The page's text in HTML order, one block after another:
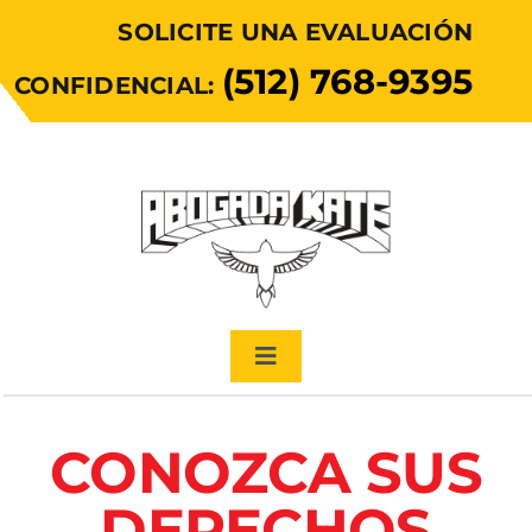
content
SOLICITE UNA EVALUACIÓN
CONFIDENCIAL: (512) 768-9395
Toggle
Mi misión
CONOZCA SUS